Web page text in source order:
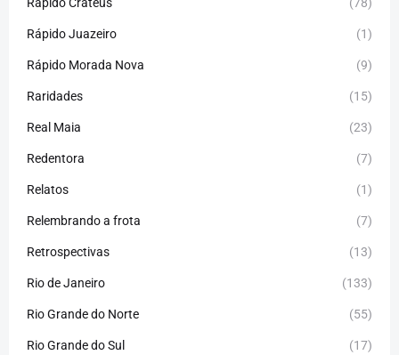
Rápido Juazeiro (1)
Rápido Morada Nova (9)
Raridades (15)
Real Maia (23)
Redentora (7)
Relatos (1)
Relembrando a frota (7)
Retrospectivas (13)
Rio de Janeiro (133)
Rio Grande do Norte (55)
Rio Grande do Sul (17)